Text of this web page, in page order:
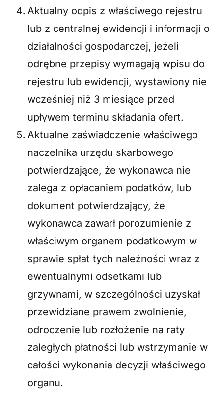
Aktualny odpis z właściwego rejestru
lub z centralnej ewidencji i informacji o
działalności gospodarczej, jeżeli
odrębne przepisy wymagają wpisu do
rejestru lub ewidencji, wystawiony nie
wcześniej niż 3 miesiące przed
upływem terminu składania ofert.
Aktualne zaświadczenie właściwego
naczelnika urzędu skarbowego
potwierdzające, że wykonawca nie
zalega z opłacaniem podatków, lub
dokument potwierdzający, że
wykonawca zawarł porozumienie z
właściwym organem podatkowym w
sprawie spłat tych należności wraz z
ewentualnymi odsetkami lub
grzywnami, w szczególności uzyskał
przewidziane prawem zwolnienie,
odroczenie lub rozłożenie na raty
zaległych płatności lub wstrzymanie w
całości wykonania decyzji właściwego
organu.